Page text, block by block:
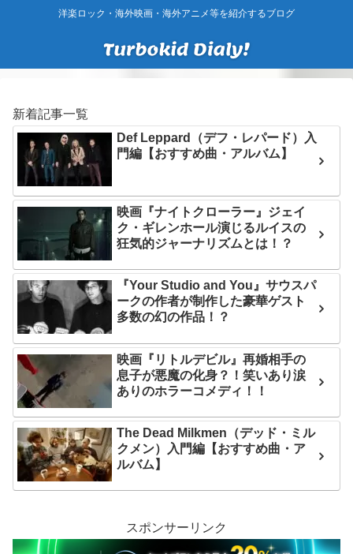
洋楽ロック・海外映画・海外アニメ等を紹介するブログ
新着記事一覧
Def Leppard（デフ・レパード）入
門編【おすすめ曲・アルバム】
映画『ナイトクローラー』ジェイ
ク・ギレンホール演じるルイスの
狂気的ジャーナリズムとは！？
『Your Studio and You』サウスパ
ークの作者が制作した豪華ゲスト
多数の幻の作品！？
映画『リトルデビル』再婚相手の
息子が悪魔の化身？！笑いあり涙
ありのホラーコメディ！！
The Dead Milkmen（デッド・ミル
クメン）入門編【おすすめ曲・ア
ルバム】
スポンサーリンク